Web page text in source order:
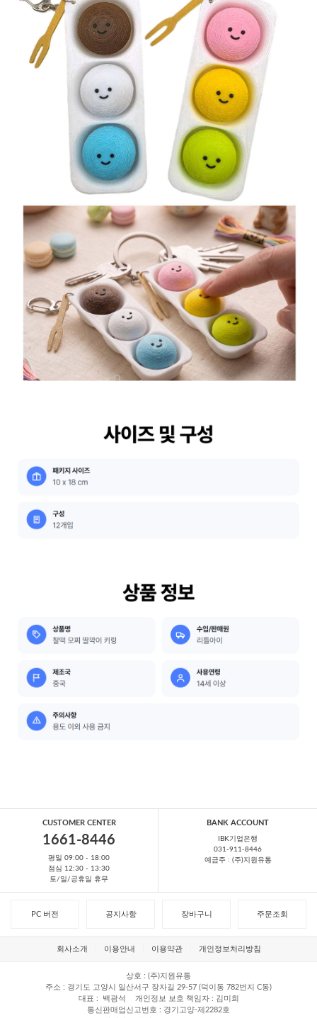
CUSTOMER CENTER
1661-8446
평일 09:00 - 18:00
점심 12:30 - 13:30
토/일/공휴일 휴무
BANK ACCOUNT
IBK기업은행
031-911-8446
예금주 : (주)지원유통
PC 버전 공지사항 장바구니 주문조회
회사소개 이용안내 이용약관 개인정보처리방침
상호
(주)지원유통
주소
경기도 고양시 일산서구 장자길 29-57 (덕이동 782번지 C동)
대표
백광석 개인정보 보호 책임자
김미희
통신판매업신고번호
경기고양-제2282호